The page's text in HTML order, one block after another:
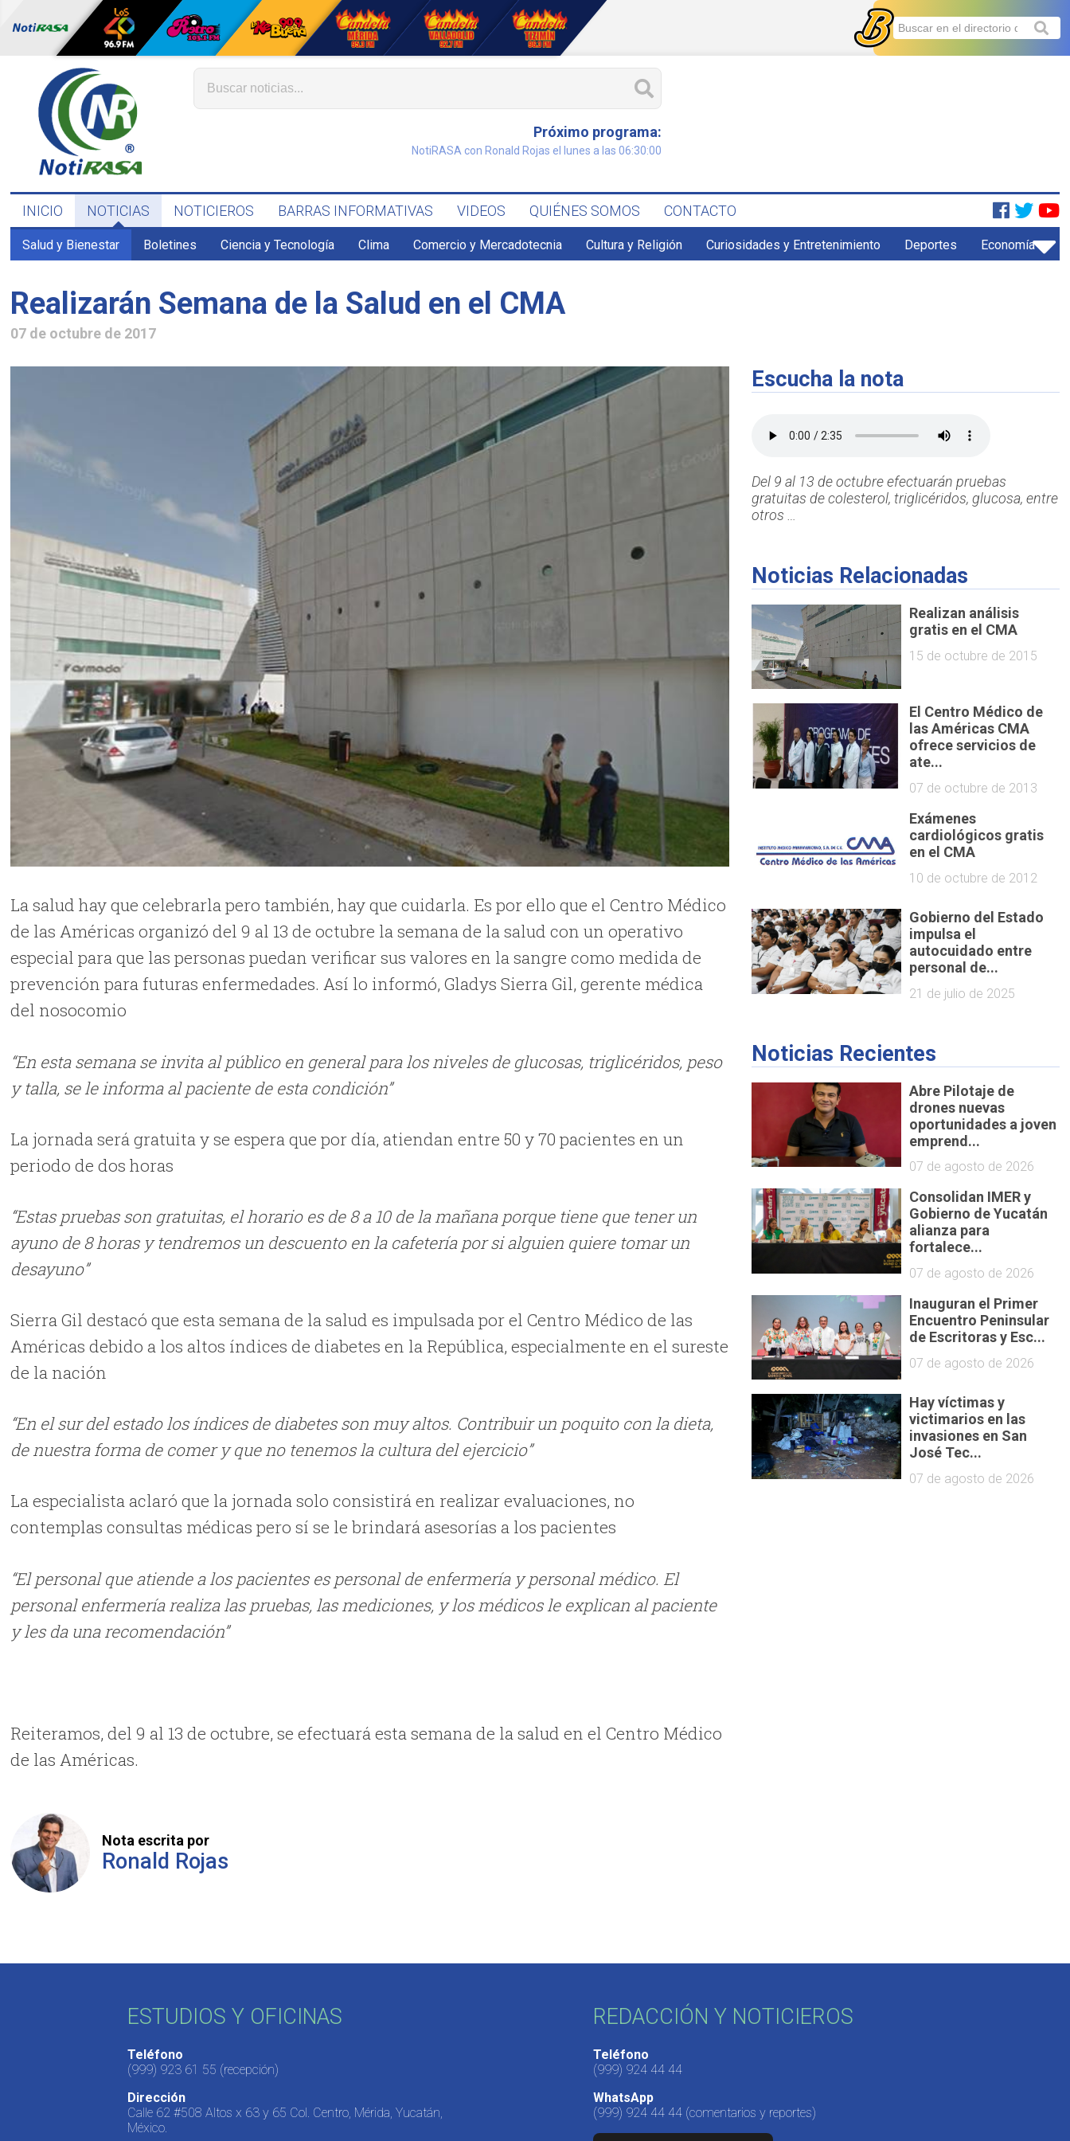
Próximo programa:
NotiRASA con Ronald Rojas el lunes a las 06:30:00
INICIO NOTICIAS NOTICIEROS BARRAS INFORMATIVAS VIDEOS QUIÉNES SOMOS CONTACTO
Salud y Bienestar Boletines Ciencia y Tecnología Clima Comercio y Mercadotecnia Cultura y Religión Curiosidades y Entretenimiento Deportes Economía
Realizarán Semana de la Salud en el CMA
07 de octubre de 2017
La salud hay que celebrarla pero también, hay que cuidarla. Es por ello que el Centro Médico
de las Américas organizó del 9 al 13 de octubre la semana de la salud con un operativo
especial para que las personas puedan verificar sus valores en la sangre como medida de
prevención para futuras enfermedades. Así lo informó, Gladys Sierra Gil, gerente médica
del nosocomio
“En esta semana se invita al público en general para los niveles de glucosas, triglicéridos, peso
y talla, se le informa al paciente de esta condición”
La jornada será gratuita y se espera que por día, atiendan entre 50 y 70 pacientes en un
periodo de dos horas
“Estas pruebas son gratuitas, el horario es de 8 a 10 de la mañana porque tiene que tener un
ayuno de 8 horas y tendremos un descuento en la cafetería por si alguien quiere tomar un
desayuno”
Sierra Gil destacó que esta semana de la salud es impulsada por el Centro Médico de las
Américas debido a los altos índices de diabetes en la República, especialmente en el sureste
de la nación
“En el sur del estado los índices de diabetes son muy altos. Contribuir un poquito con la dieta,
de nuestra forma de comer y que no tenemos la cultura del ejercicio”
La especialista aclaró que la jornada solo consistirá en realizar evaluaciones, no
contemplas consultas médicas pero sí se le brindará asesorías a los pacientes
“El personal que atiende a los pacientes es personal de enfermería y personal médico. El
personal enfermería realiza las pruebas, las mediciones, y los médicos le explican al paciente
y les da una recomendación”
Reiteramos, del 9 al 13 de octubre, se efectuará esta semana de la salud en el Centro Médico
de las Américas.
Nota escrita por
Ronald Rojas
Escucha la nota
Del 9 al 13 de octubre efectuarán pruebas
gratuitas de colesterol, triglicéridos, glucosa, entre
otros …
Noticias Relacionadas
Realizan análisis
gratis en el CMA
15 de octubre de 2015
El Centro Médico de
las Américas CMA
ofrece servicios de
ate...
07 de octubre de 2013
Exámenes
cardiológicos gratis
en el CMA
10 de octubre de 2012
Gobierno del Estado
impulsa el
autocuidado entre
personal de...
21 de julio de 2025
Noticias Recientes
Abre Pilotaje de
drones nuevas
oportunidades a joven
emprend...
07 de agosto de 2026
Consolidan IMER y
Gobierno de Yucatán
alianza para
fortalece...
07 de agosto de 2026
Inauguran el Primer
Encuentro Peninsular
de Escritoras y Esc...
07 de agosto de 2026
Hay víctimas y
victimarios en las
invasiones en San
José Tec...
07 de agosto de 2026
ESTUDIOS Y OFICINAS
Teléfono
(999) 923 61 55 (recepción)
Dirección
Calle 62 #508 Altos x 63 y 65 Col. Centro, Mérida, Yucatán,
México.
REDACCIÓN Y NOTICIEROS
Teléfono
(999) 924 44 44
WhatsApp
(999) 924 44 44 (comentarios y reportes)